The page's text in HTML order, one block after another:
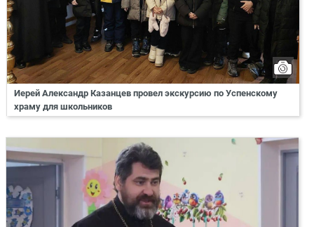
Иерей Александр Казанцев провел экскурсию по Успенскому
храму для школьников